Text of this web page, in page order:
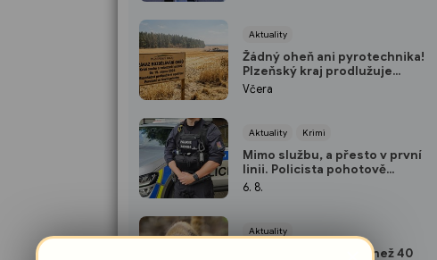
Aktuality
Žádný oheň ani pyrotechnika!
Plzeňský kraj prodlužuje
protipožární pohotovost
Včera
Aktuality Krimi
Mimo službu, a přesto v první
linii. Policista pohotově
zachránil život v plzeňském fitku
6. 8.
Aktuality
První úspěch po více než 40